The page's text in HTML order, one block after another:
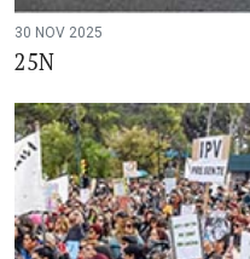
30 NOV 2025
25N